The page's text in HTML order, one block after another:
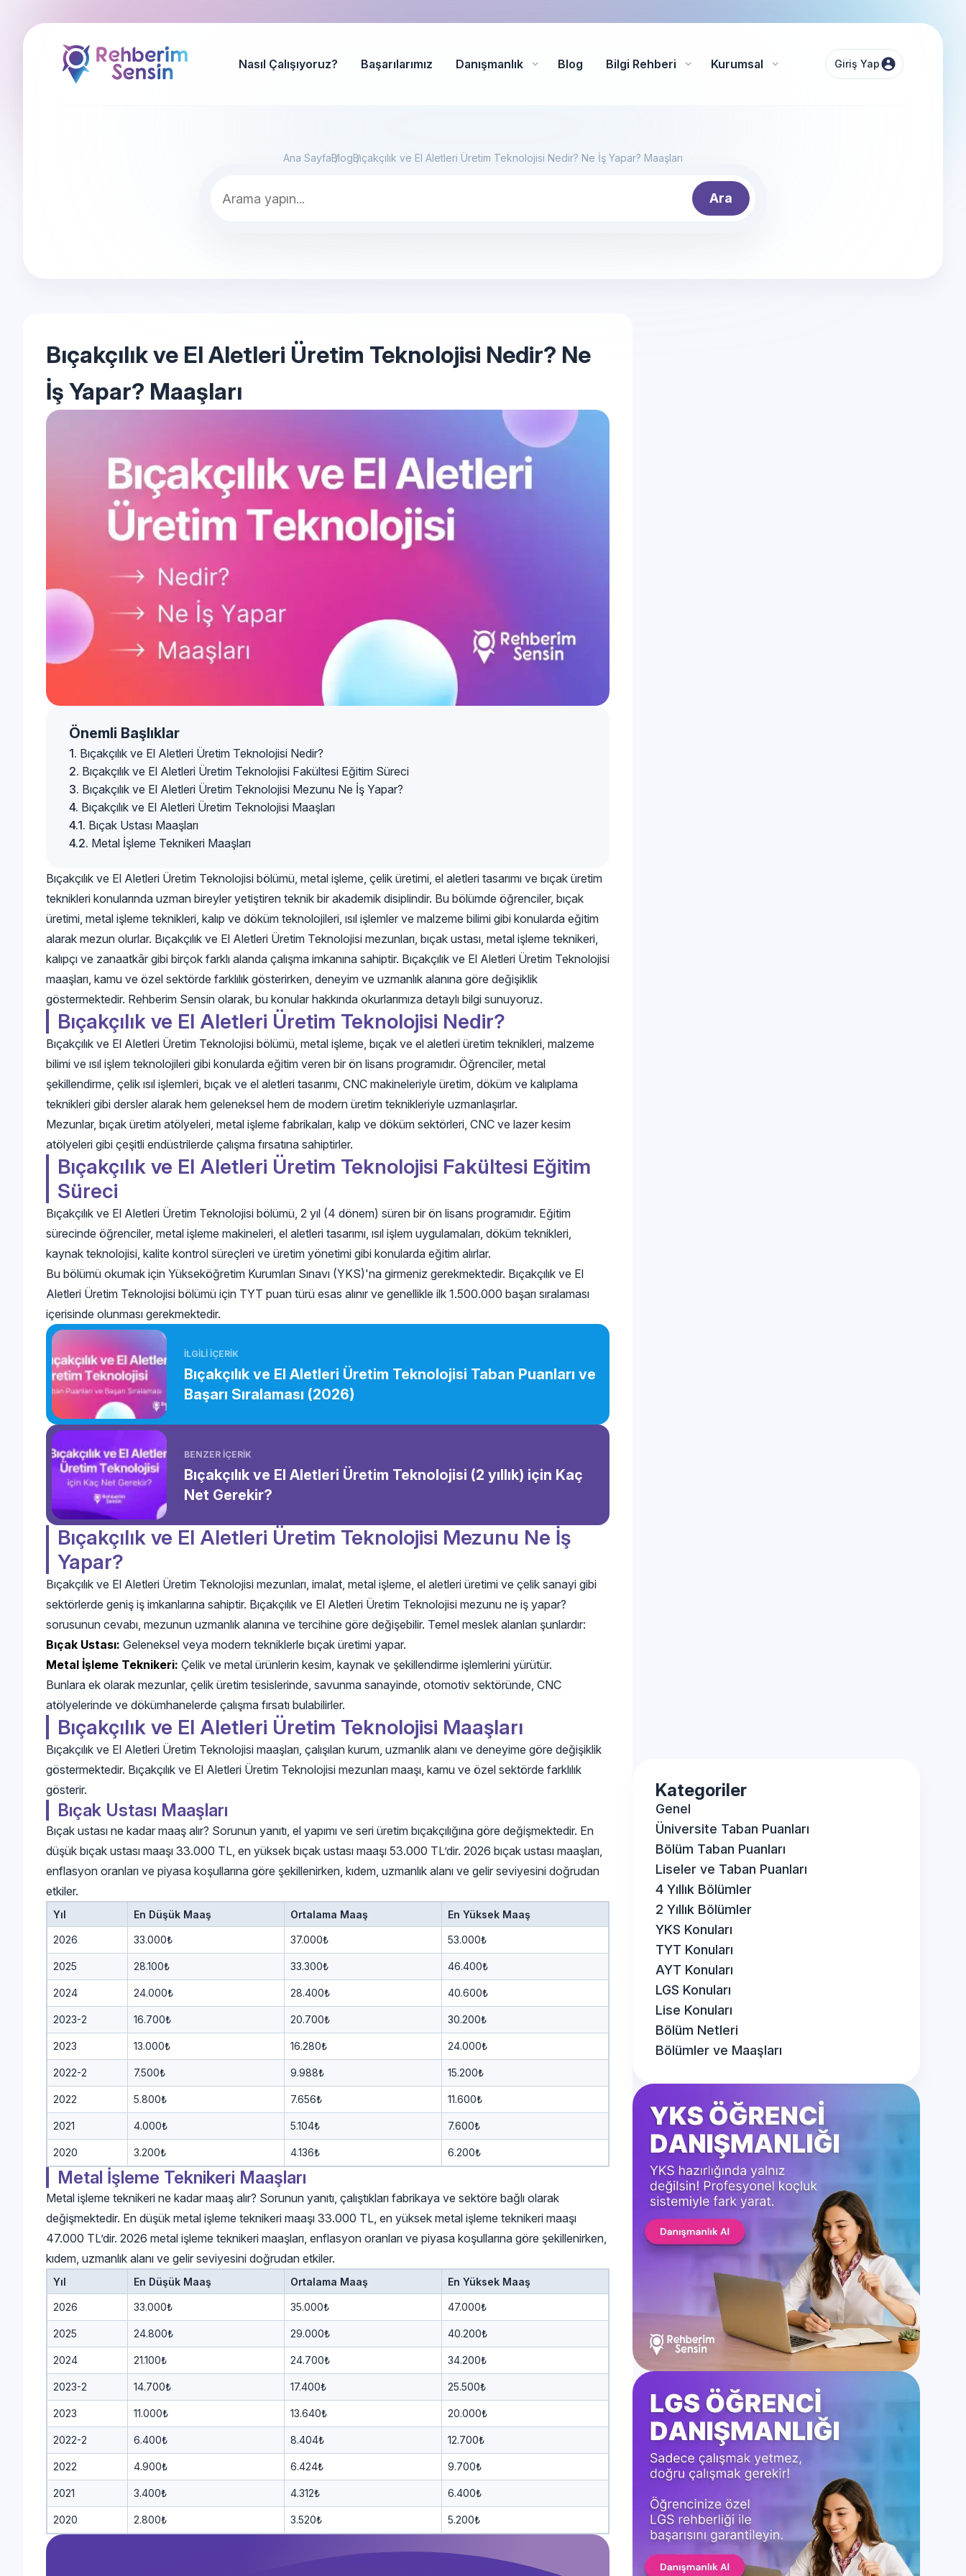
Nasıl Çalışıyoruz? Başarılarımız Danışmanlık Blog Bilgi Rehberi Kurumsal Giriş Yap
Ana SayfaBlogBıçakçılık ve El Aletleri Üretim Teknolojisi Nedir? Ne İş Yapar? Maaşları
Ara
Bıçakçılık ve El Aletleri Üretim Teknolojisi Nedir? Ne
İş Yapar? Maaşları
Önemli Başlıklar
Bıçakçılık ve El Aletleri Üretim Teknolojisi Nedir?
Bıçakçılık ve El Aletleri Üretim Teknolojisi Fakültesi Eğitim Süreci
Bıçakçılık ve El Aletleri Üretim Teknolojisi Mezunu Ne İş Yapar?
Bıçakçılık ve El Aletleri Üretim Teknolojisi Maaşları
Bıçak Ustası Maaşları
Metal İşleme Teknikeri Maaşları
Bıçakçılık ve El Aletleri Üretim Teknolojisi bölümü, metal işleme, çelik üretimi, el aletleri tasarımı ve bıçak üretim
teknikleri konularında uzman bireyler yetiştiren teknik bir akademik disiplindir. Bu bölümde öğrenciler, bıçak
üretimi, metal işleme teknikleri, kalıp ve döküm teknolojileri, ısıl işlemler ve malzeme bilimi gibi konularda eğitim
alarak mezun olurlar. Bıçakçılık ve El Aletleri Üretim Teknolojisi mezunları, bıçak ustası, metal işleme teknikeri,
kalıpçı ve zanaatkâr gibi birçok farklı alanda çalışma imkanına sahiptir. Bıçakçılık ve El Aletleri Üretim Teknolojisi
maaşları, kamu ve özel sektörde farklılık gösterirken, deneyim ve uzmanlık alanına göre değişiklik
göstermektedir. Rehberim Sensin olarak, bu konular hakkında okurlarımıza detaylı bilgi sunuyoruz.
Bıçakçılık ve El Aletleri Üretim Teknolojisi Nedir?
Bıçakçılık ve El Aletleri Üretim Teknolojisi bölümü, metal işleme, bıçak ve el aletleri üretim teknikleri, malzeme
bilimi ve ısıl işlem teknolojileri gibi konularda eğitim veren bir ön lisans programıdır. Öğrenciler, metal
şekillendirme, çelik ısıl işlemleri, bıçak ve el aletleri tasarımı, CNC makineleriyle üretim, döküm ve kalıplama
teknikleri gibi dersler alarak hem geleneksel hem de modern üretim teknikleriyle uzmanlaşırlar.
Mezunlar, bıçak üretim atölyeleri, metal işleme fabrikaları, kalıp ve döküm sektörleri, CNC ve lazer kesim
atölyeleri gibi çeşitli endüstrilerde çalışma fırsatına sahiptirler.
Bıçakçılık ve El Aletleri Üretim Teknolojisi Fakültesi Eğitim
Süreci
Bıçakçılık ve El Aletleri Üretim Teknolojisi bölümü, 2 yıl (4 dönem) süren bir ön lisans programıdır. Eğitim
sürecinde öğrenciler, metal işleme makineleri, el aletleri tasarımı, ısıl işlem uygulamaları, döküm teknikleri,
kaynak teknolojisi, kalite kontrol süreçleri ve üretim yönetimi gibi konularda eğitim alırlar.
Bu bölümü okumak için Yükseköğretim Kurumları Sınavı (YKS)'na girmeniz gerekmektedir. Bıçakçılık ve El
Aletleri Üretim Teknolojisi bölümü için TYT puan türü esas alınır ve genellikle ilk 1.500.000 başarı sıralaması
içerisinde olunması gerekmektedir.
İLGİLİ İÇERİK
Bıçakçılık ve El Aletleri Üretim Teknolojisi Taban Puanları ve
Başarı Sıralaması (2026)
BENZER İÇERİK
Bıçakçılık ve El Aletleri Üretim Teknolojisi (2 yıllık) için Kaç
Net Gerekir?
Bıçakçılık ve El Aletleri Üretim Teknolojisi Mezunu Ne İş
Yapar?
Bıçakçılık ve El Aletleri Üretim Teknolojisi mezunları, imalat, metal işleme, el aletleri üretimi ve çelik sanayi gibi
sektörlerde geniş iş imkanlarına sahiptir. Bıçakçılık ve El Aletleri Üretim Teknolojisi mezunu ne iş yapar?
sorusunun cevabı, mezunun uzmanlık alanına ve tercihine göre değişebilir. Temel meslek alanları şunlardır:
Bıçak Ustası: Geleneksel veya modern tekniklerle bıçak üretimi yapar.
Metal İşleme Teknikeri: Çelik ve metal ürünlerin kesim, kaynak ve şekillendirme işlemlerini yürütür.
Bunlara ek olarak mezunlar, çelik üretim tesislerinde, savunma sanayinde, otomotiv sektöründe, CNC
atölyelerinde ve dökümhanelerde çalışma fırsatı bulabilirler.
Bıçakçılık ve El Aletleri Üretim Teknolojisi Maaşları
Bıçakçılık ve El Aletleri Üretim Teknolojisi maaşları, çalışılan kurum, uzmanlık alanı ve deneyime göre değişiklik
göstermektedir. Bıçakçılık ve El Aletleri Üretim Teknolojisi mezunları maaşı, kamu ve özel sektörde farklılık
gösterir.
Bıçak Ustası Maaşları
Bıçak ustası ne kadar maaş alır? Sorunun yanıtı, el yapımı ve seri üretim bıçakçılığına göre değişmektedir. En
düşük bıçak ustası maaşı 33.000 TL, en yüksek bıçak ustası maaşı 53.000 TL’dir. 2026 bıçak ustası maaşları,
enflasyon oranları ve piyasa koşullarına göre şekillenirken, kıdem, uzmanlık alanı ve gelir seviyesini doğrudan
etkiler.
Yıl En Düşük Maaş Ortalama Maaş En Yüksek Maaş
2026 33.000₺ 37.000₺ 53.000₺
2025 28.100₺ 33.300₺ 46.400₺
2024 24.000₺ 28.400₺ 40.600₺
2023-2 16.700₺ 20.700₺ 30.200₺
2023 13.000₺ 16.280₺ 24.000₺
2022-2 7.500₺ 9.988₺ 15.200₺
2022 5.800₺ 7.656₺ 11.600₺
2021 4.000₺ 5.104₺ 7.600₺
2020 3.200₺ 4.136₺ 6.200₺
Metal İşleme Teknikeri Maaşları
Metal işleme teknikeri ne kadar maaş alır? Sorunun yanıtı, çalıştıkları fabrikaya ve sektöre bağlı olarak
değişmektedir. En düşük metal işleme teknikeri maaşı 33.000 TL, en yüksek metal işleme teknikeri maaşı
47.000 TL’dir. 2026 metal işleme teknikeri maaşları, enflasyon oranları ve piyasa koşullarına göre şekillenirken,
kıdem, uzmanlık alanı ve gelir seviyesini doğrudan etkiler.
Yıl En Düşük Maaş Ortalama Maaş En Yüksek Maaş
2026 33.000₺ 35.000₺ 47.000₺
2025 24.800₺ 29.000₺ 40.200₺
2024 21.100₺ 24.700₺ 34.200₺
2023-2 14.700₺ 17.400₺ 25.500₺
2023 11.000₺ 13.640₺ 20.000₺
2022-2 6.400₺ 8.404₺ 12.700₺
2022 4.900₺ 6.424₺ 9.700₺
2021 3.400₺ 4.312₺ 6.400₺
2020 2.800₺ 3.520₺ 5.200₺
Kategoriler
Genel
Üniversite Taban Puanları
Bölüm Taban Puanları
Liseler ve Taban Puanları
4 Yıllık Bölümler
2 Yıllık Bölümler
YKS Konuları
TYT Konuları
AYT Konuları
LGS Konuları
Lise Konuları
Bölüm Netleri
Bölümler ve Maaşları